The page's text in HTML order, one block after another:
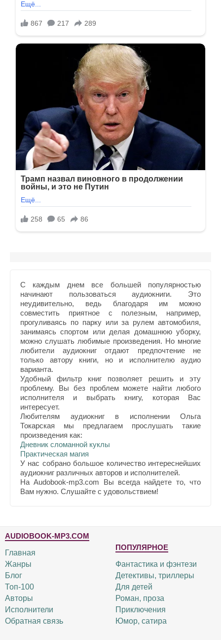
С каждым днем все большей популярностью
начинают пользоваться аудиокниги. Это
неудивительно, ведь благодаря им можно
совместить приятное с полезным, например,
прогуливаясь по парку или за рулем автомобиля,
занимаясь спортом или делая домашнюю уборку,
можно слушать любимые произведения. Но многие
любители аудиокниг отдают предпочтение не
только автору книги, но и исполнителю аудио
варианта.
Удобный фильтр книг позволяет решить и эту
проблему. Вы без проблем можете найти любого
исполнителя и выбрать книгу, которая Вас
интересует.
Любителям аудиокниг в исполнении Ольга
Токарская мы предлагаем прослушать такие
произведения как:
Дневник сломанной куклы
Практическая магия
У нас собрано большое количество интереснейших
аудиокниг различных авторов и исполнителей.
На Audobook-mp3.com Вы всегда найдете то, что
Вам нужно. Слушайте с удовольствием!
AUDIOBOOK-MP3.COM
Главная
Жанры
Блог
Топ-100
Авторы
Исполнители
Обратная связь
ПОПУЛЯРНОЕ
Фантастика и фэнтези
Детективы, триллеры
Для детей
Роман, проза
Приключения
Юмор, сатира